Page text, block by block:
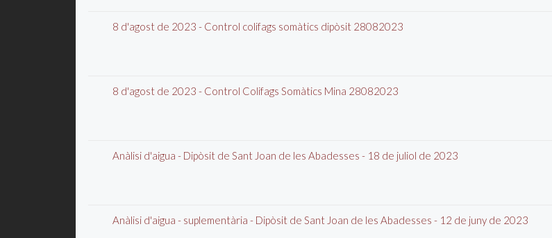
8 d'agost de 2023 - Control colifags somàtics dipòsit 28082023
8 d'agost de 2023 - Control Colifags Somàtics Mina 28082023
Anàlisi d'aigua - Dipòsit de Sant Joan de les Abadesses - 18 de juliol de 2023
Anàlisi d'aigua - suplementària - Dipòsit de Sant Joan de les Abadesses - 12 de juny de 2023